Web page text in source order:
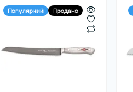
Популярний Продано